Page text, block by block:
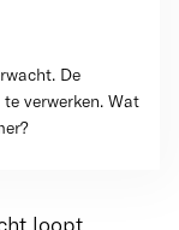
De
verwerken. Wat